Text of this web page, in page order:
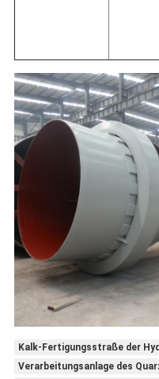
Kalk-Fertigungsstraße der
Verarbeitungsanlage des